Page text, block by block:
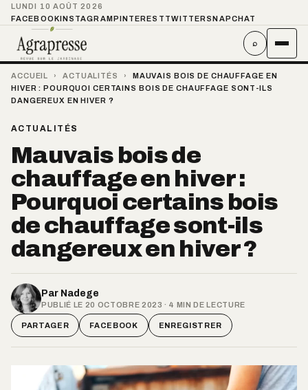
LUNDI 10 AOÛT 2026
FACEBOOKINSTAGRAMPINTEREST TWITTER SNAPCHAT
⌕
ACCUEIL › ACTUALITÉS ›
MAUVAIS BOIS DE CHAUFFAGE EN
HIVER : POURQUOI CERTAINS BOIS DE CHAUFFAGE SONT-ILS
DANGEREUX EN HIVER ?
ACTUALITÉS
Mauvais bois de
chauffage en hiver :
Pourquoi certains bois
de chauffage sont-ils
dangereux en hiver ?
Par Nadege
PUBLIÉ LE 20 OCTOBRE 2023 · 4 MIN DE LECTURE
PARTAGER FACEBOOK ENREGISTRER